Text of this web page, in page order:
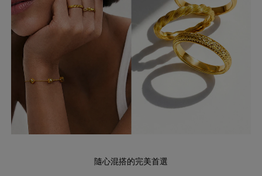
隨心混搭的完美首選